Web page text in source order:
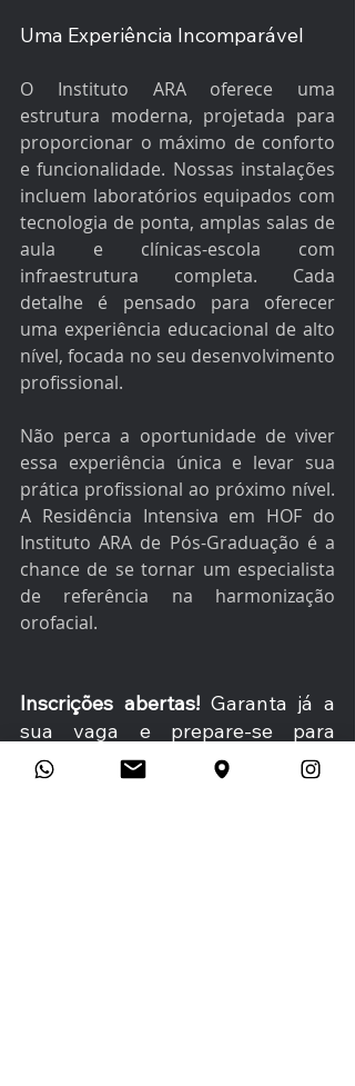
Uma Experiência Incomparável
O Instituto ARA oferece uma
estrutura moderna, projetada para
proporcionar o máximo de conforto
e funcionalidade. Nossas instalações
incluem laboratórios equipados com
tecnologia de ponta, amplas salas de
aula e clínicas-escola com
infraestrutura completa. Cada
detalhe é pensado para oferecer
uma experiência educacional de alto
nível, focada no seu desenvolvimento
profissional.
Não perca a oportunidade de viver
essa experiência única e levar sua
prática profissional ao próximo nível.
A Residência Intensiva em HOF do
Instituto ARA de Pós-Graduação é a
chance de se tornar um especialista
de referência na harmonização
orofacial.
Inscrições abertas! Garanta já a
sua vaga e prepare-se para
transformar sua carreira. Estamos
esperando por você!